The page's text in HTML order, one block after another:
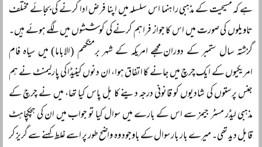
ہے کہ مسیحیت کے مذہبی راہنما اس سلسلہ میں اپنا فرض ادا کرنے کی بجائے مختلف
تاویلوں کی صورت میں اس کا جواز فراہم کرنے کی کوششوں میں لگے ہوئے ہیں۔
گزشتہ سال ستمبر کے دوران مجھے امریکہ کے شہر برمنگھم (الاباما) میں سیاہ فام
امریکیوں کے ایک چرچ میں جانے کا اتفاق ہوا، ان دنوں کینیڈا کی پارلیمنٹ نے ہم
جنس پرستوں کی شادیوں کو قانونی درجہ دینے کا بل پاس کیا تھا، میں نے چرچ کے
مذہبی لیڈر مسٹر جیمز سے اس کے بارے میں سوال کیا تو جواب میں ان کی ہچکچاہٹ
قابل دید تھی۔ میرے بار بار سوال کے باوجود وہ واضح طور پر اسے غلط کہنے سے گریز کر